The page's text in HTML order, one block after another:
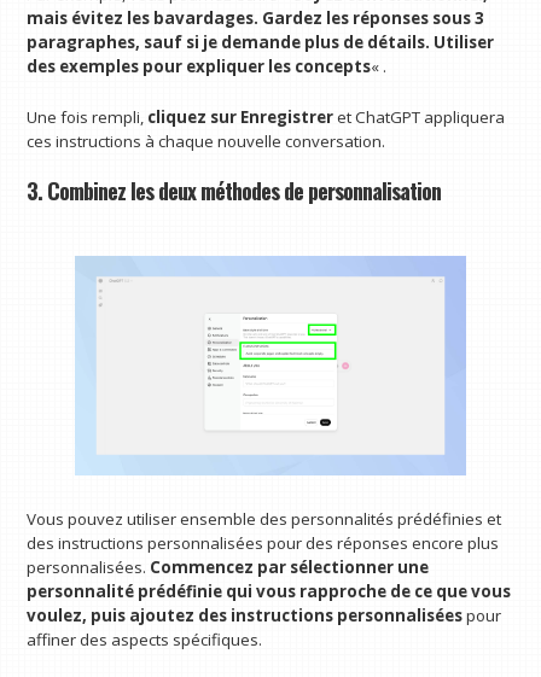
mais évitez les bavardages. Gardez les réponses sous 3
paragraphes, sauf si je demande plus de détails. Utiliser
des exemples pour expliquer les concepts« .
Une fois rempli, cliquez sur Enregistreret ChatGPT appliquera
ces instructions à chaque nouvelle conversation.
3. Combinez les deux méthodes de personnalisation
Vous pouvez utiliser ensemble des personnalités prédéfinies et
des instructions personnalisées pour des réponses encore plus
personnalisées. Commencez par sélectionner une
personnalité prédéfinie qui vous rapproche de ce que vous
voulez, puis ajoutez des instructions personnaliséespour
affiner des aspects spécifiques.